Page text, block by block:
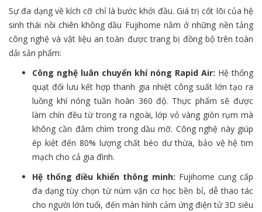
Sự đa dạng về kích cỡ chỉ là bước khởi đầu. Giá trị cốt lõi của hệ
sinh thái nồi chiên không dầu Fujihome nằm ở những nền tảng
công nghệ và vật liệu an toàn được trang bị đồng bộ trên toàn
dải sản phẩm:
Công nghệ luân chuyển khí nóng Rapid Air: Hệ thống
quạt đối lưu kết hợp thanh gia nhiệt công suất lớn tạo ra
luồng khí nóng tuần hoàn 360 độ. Thực phẩm sẽ được
làm chín đều từ trong ra ngoài, lớp vỏ vàng giòn rụm mà
không cần đắm chìm trong dầu mỡ. Công nghệ này giúp
ép kiệt đến 80% lượng chất béo dư thừa, bảo vệ hệ tim
mạch cho cả gia đình.
Hệ thống điều khiển thông minh: Fujihome cung cấp
đa dạng tùy chọn từ núm vặn cơ học bền bỉ, dễ thao tác
cho người lớn tuổi, đến màn hình cảm ứng điện tử 3D siêu